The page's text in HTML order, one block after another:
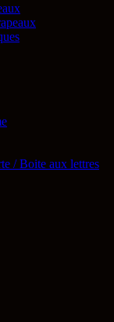
/ Boite aux lettres